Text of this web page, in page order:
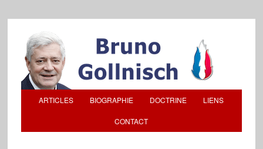
ARTICLES BIOGRAPHIE DOCTRINE LIENS
CONTACT